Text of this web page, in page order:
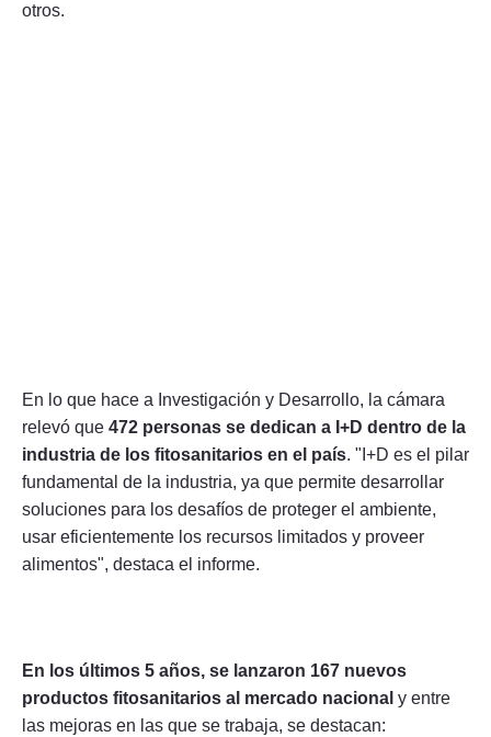
otros.
En lo que hace a Investigación y Desarrollo, la cámara
relevó que 472 personas se dedican a I+D dentro de la
industria de los fitosanitarios en el país. "I+D es el pilar
fundamental de la industria, ya que permite desarrollar
soluciones para los desafíos de proteger el ambiente,
usar eficientemente los recursos limitados y proveer
alimentos", destaca el informe.
En los últimos 5 años, se lanzaron 167 nuevos
productos fitosanitarios al mercado nacional y entre
las mejoras en las que se trabaja, se destacan: